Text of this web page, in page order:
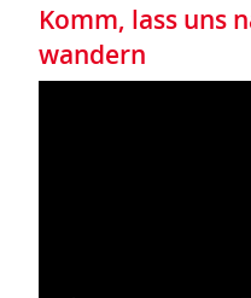
Komm, lass uns
wandern